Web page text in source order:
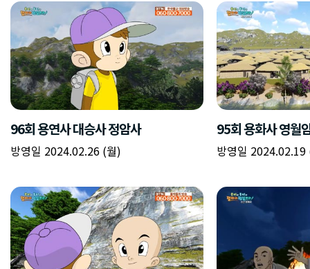
96회 용연사 대승사 정암사
방영일 2024.02.26 (월)
95회 용화사 영월
방영일 2024.02.19